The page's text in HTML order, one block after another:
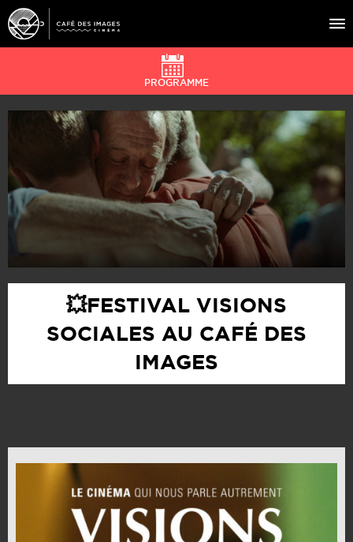
À L’AFFICHE
ÉVÉNEMENTS
CAFÉ DU CINÉ
PRATIQUE
ÉDUCATION AUX IMAGES
PROGRAMME
💥FESTIVAL VISIONS
SOCIALES AU CAFÉ DES
IMAGES